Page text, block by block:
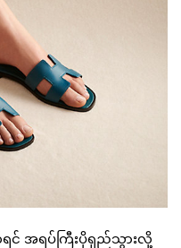
အရပ်ကြီးပိုရှည်သွားလို့